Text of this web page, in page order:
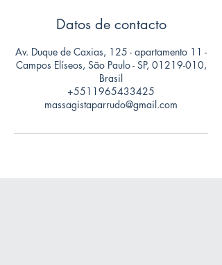
Datos de contacto
Av. Duque de Caxias, 125 - apartamento 11 -
Campos Elíseos, São Paulo - SP, 01219-010,
Brasil
+5511965433425
massagistaparrudo@gmail.com